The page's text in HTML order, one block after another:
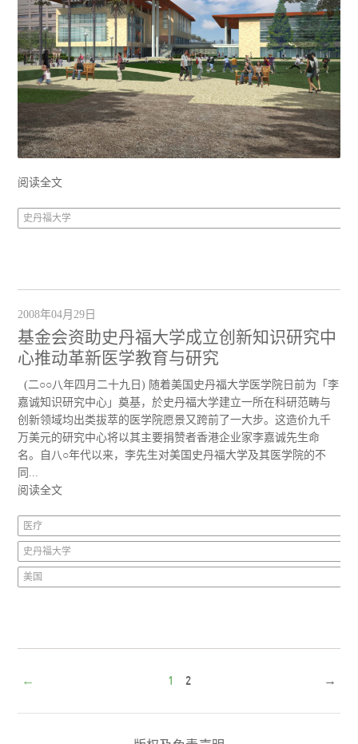
阅读全文
史丹福大学
2008年04月29日
基金会资助史丹福大学成立创新知识研究中
心推动革新医学教育与研究
(二○○八年四月二十九日) 随着美国史丹福大学医学院日前为「李
嘉诚知识研究中心」奠基，於史丹福大学建立一所在科研范畴与
创新领域均出类拔萃的医学院愿景又跨前了一大步。这造价九千
万美元的研究中心将以其主要捐赞者香港企业家李嘉诚先生命
名。自八○年代以来，李先生对美国史丹福大学及其医学院的不
同...
阅读全文
医疗
史丹福大学
美国
← 1 2 →